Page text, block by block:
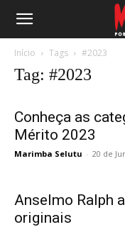
Início Tags #2023
Tag: #2023
Conheça as
Mérito 2023
Marimba Selutu - 20 de
Anselmo Ralph
originais